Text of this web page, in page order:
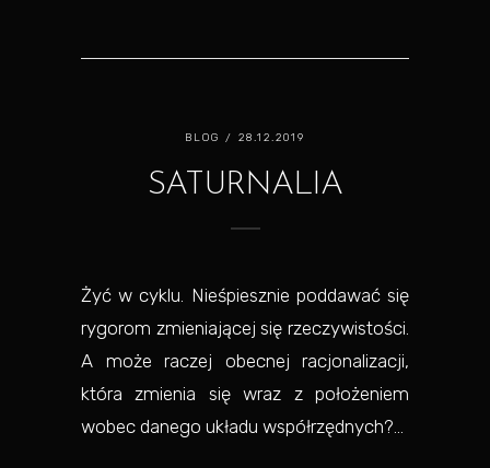
BLOG / 28.12.2019
SATURNALIA
Żyć w cyklu. Nieśpiesznie poddawać się
rygorom zmieniającej się rzeczywistości.
A może raczej obecnej racjonalizacji,
która zmienia się wraz z położeniem
wobec danego układu współrzędnych?...